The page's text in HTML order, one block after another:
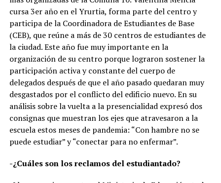
cursa 3er año en el Yrurtia, forma parte del centro y
participa de la Coordinadora de Estudiantes de Base
(CEB), que reúne a más de 30 centros de estudiantes de
la ciudad. Este año fue muy importante en la
organización de su centro porque lograron sostener la
participación activa y constante del cuerpo de
delegados después de que el año pasado quedaran muy
desgastados por el conflicto del edificio nuevo. En su
análisis sobre la vuelta a la presencialidad expresó dos
consignas que muestran los ejes que atravesaron a la
escuela estos meses de pandemia: “Con hambre no se
puede estudiar” y “conectar para no enfermar”.
-¿Cuáles son los reclamos del estudiantado?